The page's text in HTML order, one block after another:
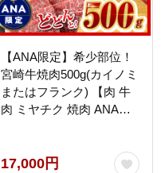
【ANA限定】希少部位！
宮崎牛焼肉500g(カイノミ
またはフランク) 【肉 牛
肉 ミヤチク 焼肉 ANAオ
17,000円